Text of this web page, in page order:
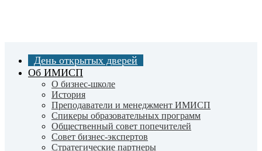
День открытых дверей
Об ИМИСП
О бизнес-школе
История
Преподаватели и менеджмент ИМИСП
Спикеры образовательных программ
Общественный совет попечителей
Совет бизнес-экспертов
Cтратегические партнеры